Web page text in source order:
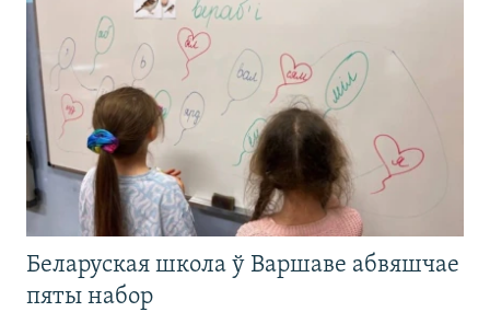
Беларуская школа ў Варшаве абвяшчае
пяты набор